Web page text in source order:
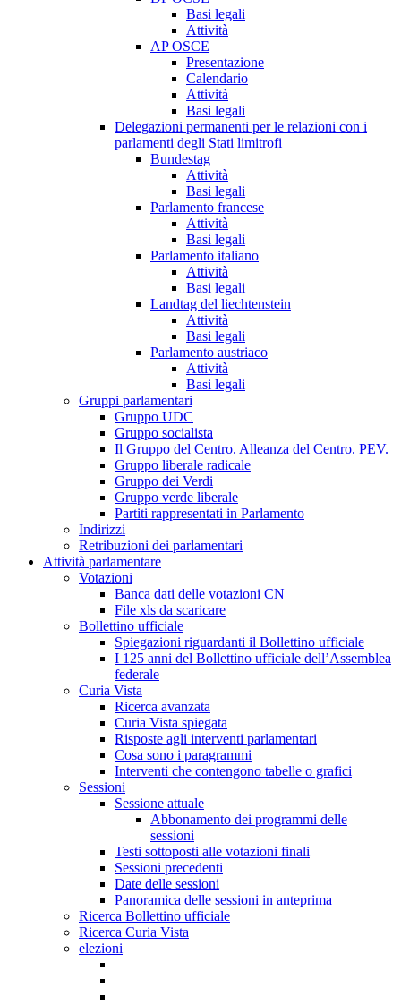
Basi legali
Attività
AP OSCE
Presentazione
Calendario
Attività
Basi legali
Delegazioni permanenti per le relazioni con i
parlamenti degli Stati limitrofi
Bundestag
Attività
Basi legali
Parlamento francese
Attività
Basi legali
Parlamento italiano
Attività
Basi legali
Landtag del liechtenstein
Attività
Basi legali
Parlamento austriaco
Attività
Basi legali
Gruppi parlamentari
Gruppo UDC
Gruppo socialista
Il Gruppo del Centro. Alleanza del Centro. PEV.
Gruppo liberale radicale
Gruppo dei Verdi
Gruppo verde liberale
Partiti rappresentati in Parlamento
Indirizzi
Retribuzioni dei parlamentari
Attività parlamentare
Votazioni
Banca dati delle votazioni CN
File xls da scaricare
Bollettino ufficiale
Spiegazioni riguardanti il Bollettino ufficiale
I 125 anni del Bollettino ufficiale dell’Assemblea
federale
Curia Vista
Ricerca avanzata
Curia Vista spiegata
Risposte agli interventi parlamentari
Cosa sono i paragrammi
Interventi che contengono tabelle o grafici
Sessioni
Sessione attuale
Abbonamento dei programmi delle
sessioni
Testi sottoposti alle votazioni finali
Sessioni precedenti
Date delle sessioni
Panoramica delle sessioni in anteprima
Ricerca Bollettino ufficiale
Ricerca Curia Vista
elezioni